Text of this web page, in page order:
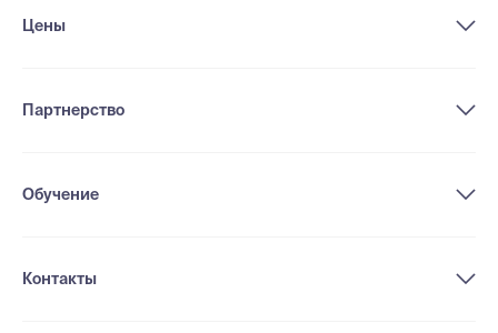
Цены
Партнерство
Обучение
Контакты